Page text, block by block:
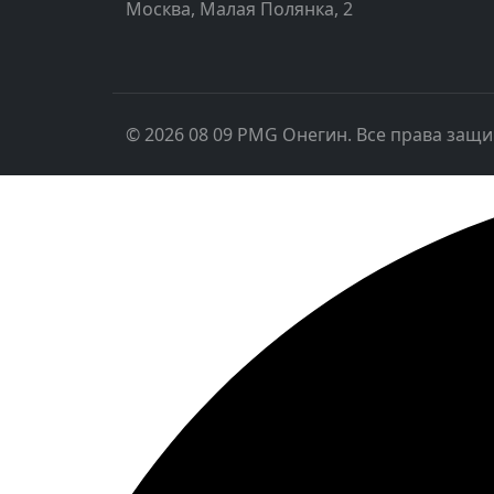
Москва, Малая Полянка, 2
© 2026 08 09 PMG Онегин. Все права